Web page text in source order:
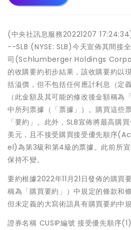
(中央社訊息服務20221207
--SLB (NYSE: SLB)今天宣佈其間接
司(Schlumberger Holdings
的收購要約初步結果，該收購要約以
括溢價，但不包括任何應計利息（定
（此金額及其可能的修改後金額稱為
中所列票據（「票據」）。購買這些
「要約」。此外，SLB宣佈將最高購
美元，且不接受購買接受優先順序
el)為第3級和第4級的票據。此前所
保持不變。
要約根據2022年11月21日發佈的購買
稱為「購買要約」）中規定的條款和
但未定義的大寫術語具有購買要約中
證券名稱 CUSIP編號 接受優先順序